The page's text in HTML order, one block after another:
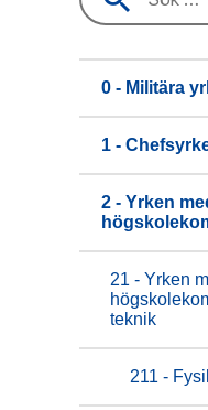
0 - Militära
1 -
2 - Yrken
21 - Yrken
teknik
211 -